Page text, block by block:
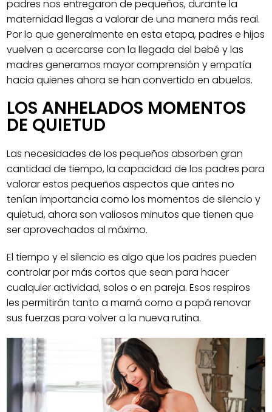
padres nos entregaron de pequeños, durante la
maternidad llegas a valorar de una manera más real.
Por lo que generalmente en esta etapa, padres e hijos
vuelven a acercarse con la llegada del bebé y las
madres generamos mayor comprensión y empatía
hacia quienes ahora se han convertido en abuelos.
LOS ANHELADOS MOMENTOS
DE QUIETUD
Las necesidades de los pequeños absorben gran
cantidad de tiempo, la capacidad de los padres para
valorar estos pequeños aspectos que antes no
tenían importancia como los momentos de silencio y
quietud, ahora son valiosos minutos que tienen que
ser aprovechados al máximo.
El tiempo y el silencio es algo que los padres pueden
controlar por más cortos que sean para hacer
cualquier actividad, solos o en pareja. Esos respiros
les permitirán tanto a mamá como a papá renovar
sus fuerzas para volver a la nueva rutina.